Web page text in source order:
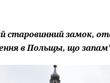
старовинний замок,
в Польщы, що